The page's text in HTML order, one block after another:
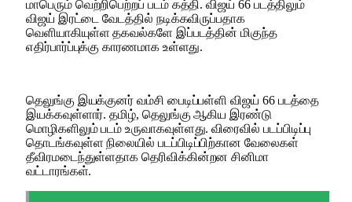
மாபெரும் வெற்றிபெற்றப் படம் கத்தி. விஜய் 66 படத்திலும்
விஜய் இரட்டை வேடத்தில் நடிக்கவிருப்பதாக
வெளியாகியுள்ள தகவல்களே இப்படத்தின் மிகுந்த
எதிர்பார்ப்புக்கு காரணமாக உள்ளது.
தெலுங்கு இயக்குனர் வம்சி பைடிப்பள்ளி விஜய் 66 படத்தை
இயக்கவுள்ளார். தமிழ், தெலுங்கு ஆகிய இரண்டு
மொழிகளிலும் படம் உருவாகவுள்ளது. விரைவில் படப்பிடிப்பு
தொடங்கவுள்ள நிலையில் படப்பிடிப்பிற்கான வேலைகள்
தீவிரமடைந்துள்ளதாக தெரிவிக்கின்றன சினிமா
வட்டாரங்கள்.